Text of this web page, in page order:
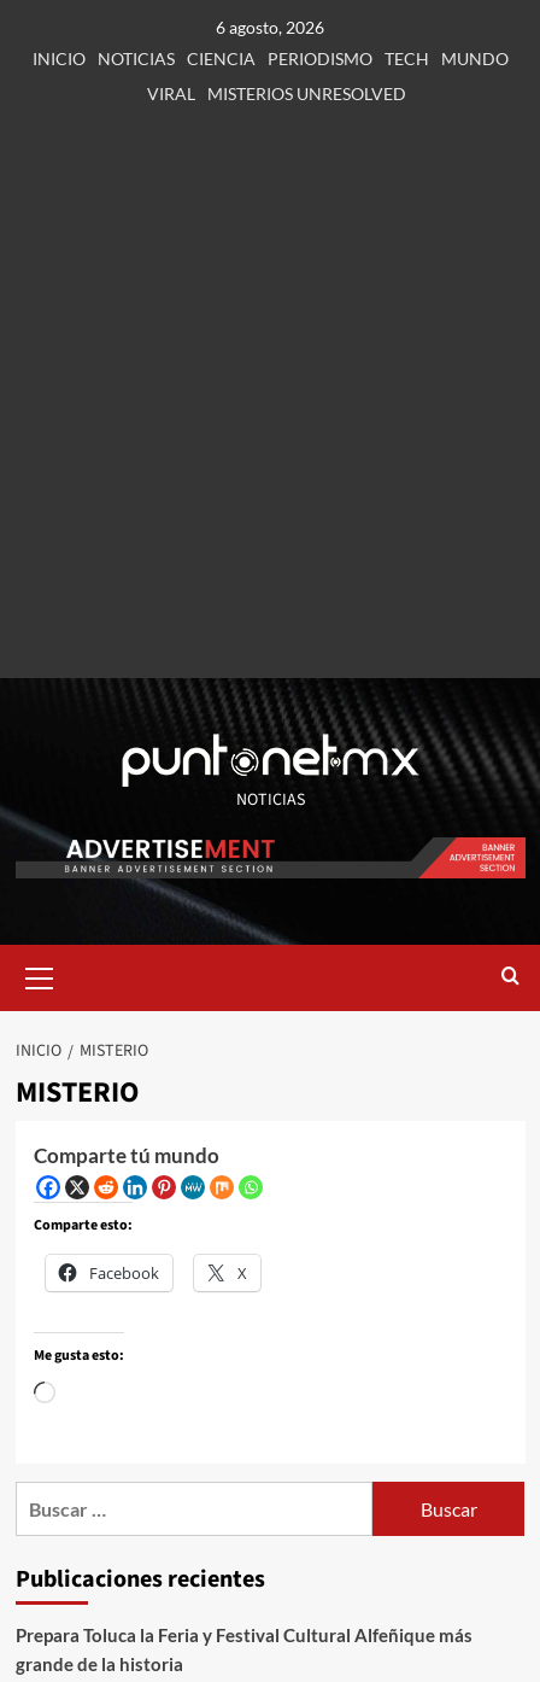
6 agosto, 2026
INICIO
NOTICIAS CIENCIA PERIODISMO TECH
MUNDO
VIRAL
MISTERIOS UNRESOLVED
NOTICIAS
INICIO MISTERIO
MISTERIO
Comparte tú mundo
Comparte esto:
Facebook X
Me gusta esto:
Publicaciones recientes
Prepara Toluca la Feria y Festival Cultural Alfeñique más
grande de la historia